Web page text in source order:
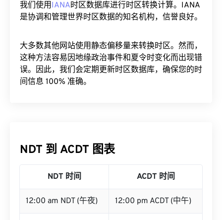
我们使用IANA时区数据库进行时区转换计算。IANA
是协调和管理世界时区数据的知名机构，信誉良好。
大多数其他网站使用静态偏移量来转换时区。然而，
这种方法容易因地缘政治事件和夏令时变化而出现错
误。因此，我们会定期更新时区数据库，确保您的时
间信息 100% 准确。
NDT 到 ACDT 图表
NDT 时间 ACDT 时间
12:00 am NDT (午夜) 12:00 pm ACDT (中午)